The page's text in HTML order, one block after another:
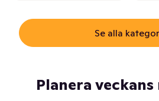
Se alla
Planera